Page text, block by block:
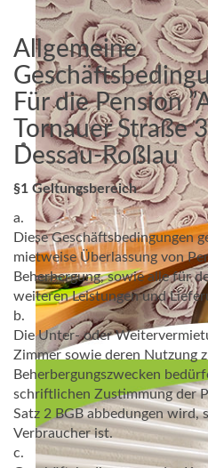
Allgemeine
Für die Pension
Tornauer Straße
Dessau-Roßlau
§1 Geltungsbereich
a.
Diese Geschäftsbedingungen
mietweise Überlassung von
Beherbergung, sowie alle für
weiteren Leistungen und
b.
Die Unter- oder
Zimmer sowie deren Nutzung
Beherbergungszwecken
schriftlichen Zustimmung der
Satz 2 BGB abbedungen wird,
Verbraucher ist.
c.